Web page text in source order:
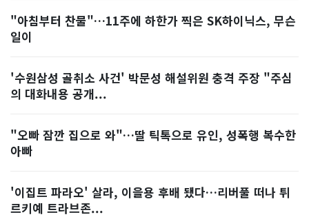
"아침부터 찬물"…11주에 하한가 찍은 SK하이닉스, 무슨
일이
'수원삼성 골취소 사건' 박문성 해설위원 충격 주장 "주심
의 대화내용 공개...
"오빠 잠깐 집으로 와"…딸 틱톡으로 유인, 성폭행 복수한
아빠
'이집트 파라오' 살라, 이을용 후배 됐다…리버풀 떠나 튀
르키예 트라브존...